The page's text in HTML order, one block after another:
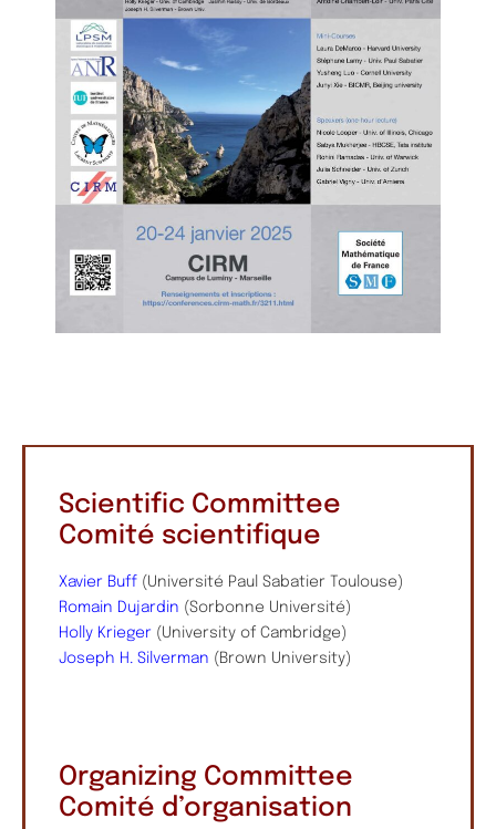
Scientific Committee
Comité scientifique
Xavier Buff (Université Paul Sabatier Toulouse)
Romain Dujardin (Sorbonne Université)
Holly Krieger (University of Cambridge)
Joseph H. Silverman (Brown University)
Organizing Committee
Comité d’organisation